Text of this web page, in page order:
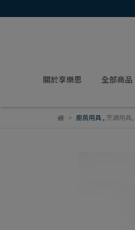
關於享樂思 全部商品
廚房用具, 烹調用具,